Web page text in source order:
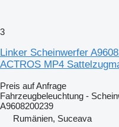
3
Linker Scheinwerfer
ACTROS MP4
Preis auf Anfrage
Fahrzeugbeleuchtung -
A9608200239
Rumänien, Suceava